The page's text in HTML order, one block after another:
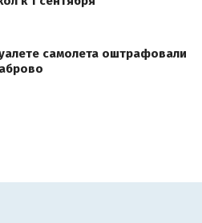
самолета оштрафовали